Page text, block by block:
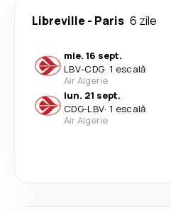
Libreville - Paris 6 zile
mie. 16 sept.
LBV-CDG· 1 escală
Air Algerie
lun. 21 sept.
CDG-LBV· 1 escală
Air Algerie